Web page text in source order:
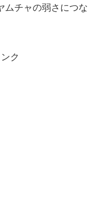
ムチャの弱さにつな
ク